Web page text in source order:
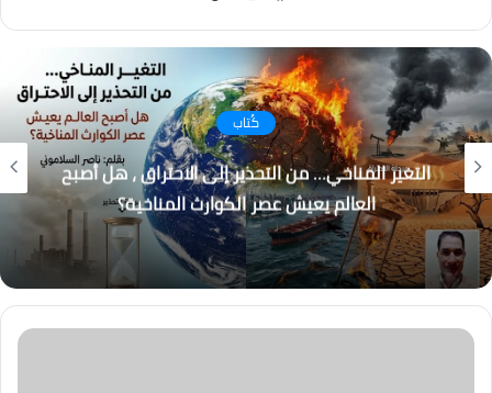
كُتاب
التغير المناخي… من التحذير إلى الاحتراق ، هل أصبح
العالم يعيش عصر الكوارث المناخية؟